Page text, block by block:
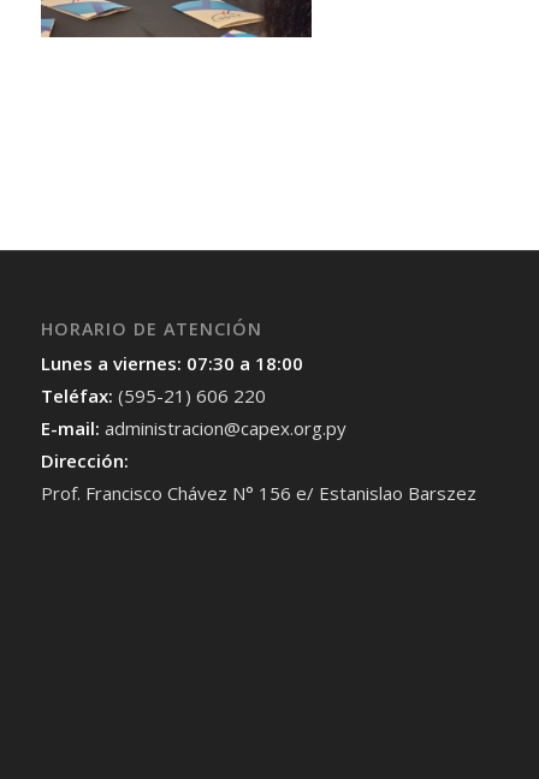
HORARIO DE ATENCIÓN
Lunes a viernes: 07:30 a 18:00
Teléfax: (595-21) 606 220
E-mail: administracion@capex.org.py
Dirección:
Prof. Francisco Chávez N° 156 e/ Estanislao Barszez